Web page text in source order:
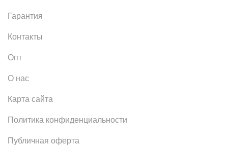
Гарантия
Контакты
Опт
О нас
Карта сайта
Политика конфиденциальности
Публичная оферта